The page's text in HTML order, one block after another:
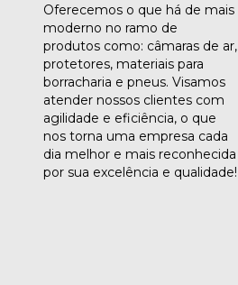
Oferecemos o que há de mais
moderno no ramo de
produtos como: câmaras de ar,
protetores, materiais para
borracharia e pneus. Visamos
atender nossos clientes com
agilidade e eficiência, o que
nos torna uma empresa cada
dia melhor e mais reconhecida
por sua excelência e qualidade!